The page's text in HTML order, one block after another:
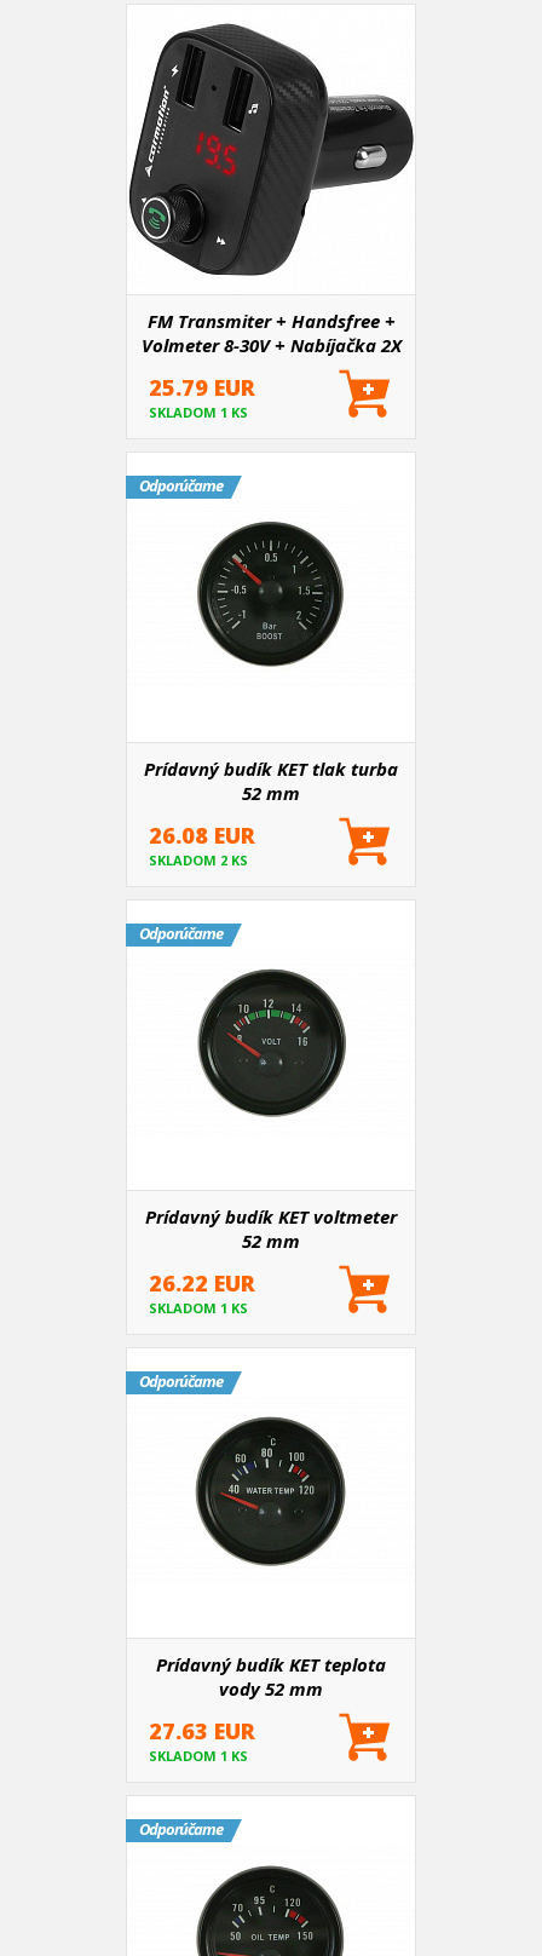
FM Transmiter + Handsfree +
Volmeter 8-30V + Nabíjačka 2X
25.79 EUR
SKLADOM 1 KS
Odporúčame
Prídavný budík KET tlak turba
52 mm
26.08 EUR
SKLADOM 2 KS
Odporúčame
Prídavný budík KET voltmeter
52 mm
26.22 EUR
SKLADOM 1 KS
Odporúčame
Prídavný budík KET teplota
vody 52 mm
27.63 EUR
SKLADOM 1 KS
Odporúčame